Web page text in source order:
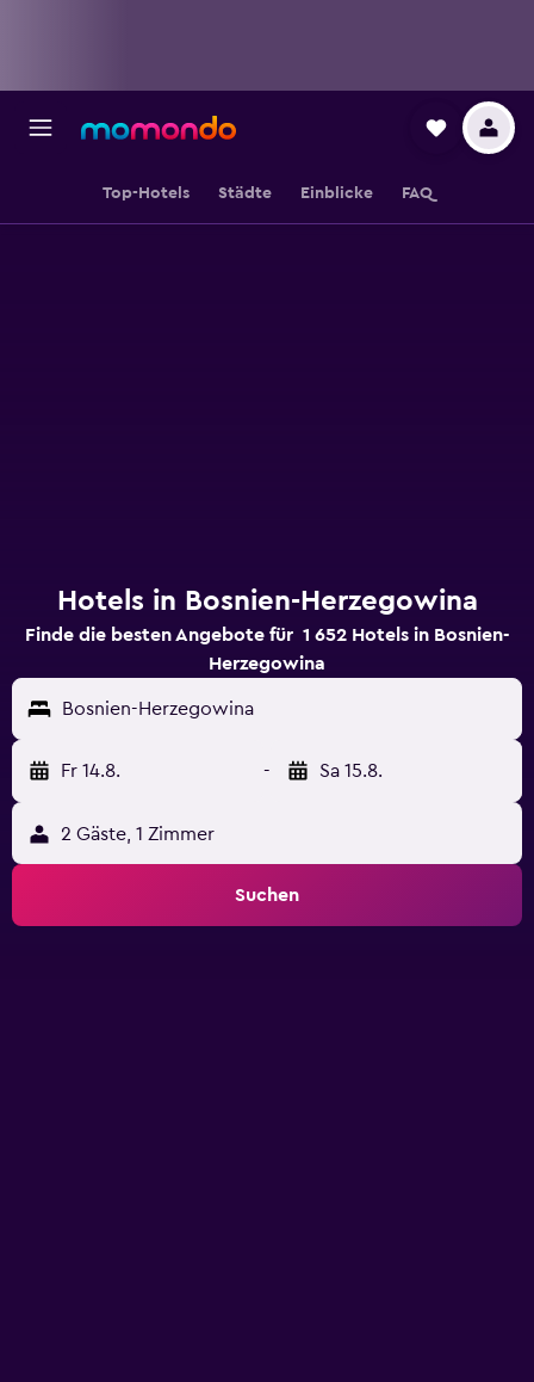
Top-Hotels Städte Einblicke FAQ
Hotels in Bosnien-Herzegowina
Finde die besten Angebote für 1 652 Hotels in Bosnien-
Herzegowina
Bosnien-Herzegowina
Fr 14.8. - Sa 15.8.
2 Gäste, 1 Zimmer
Suchen